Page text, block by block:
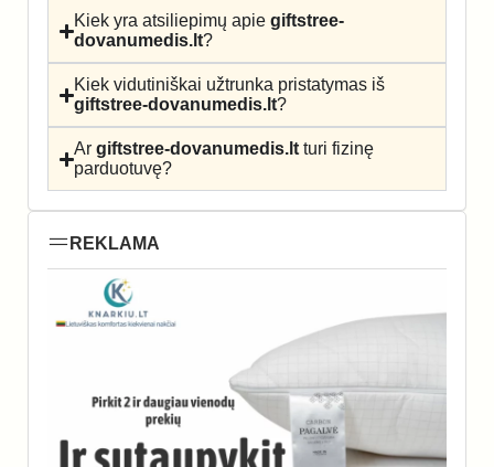
Kiek yra atsiliepimų apiegiftstree-
dovanumedis.lt?
Kiek vidutiniškai užtrunka pristatymas iš
giftstree-dovanumedis.lt?
Argiftstree-dovanumedis.lt turi fizinę
parduotuvę?
REKLAMA